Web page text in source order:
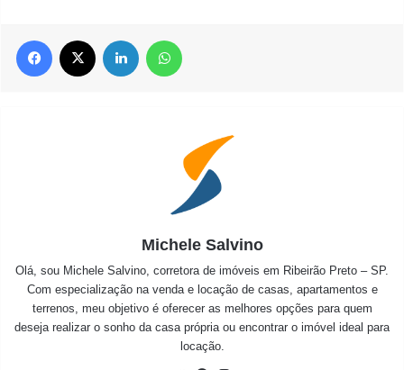
Facebook Linkedin
Michele Salvino
Olá, sou Michele Salvino, corretora de imóveis em Ribeirão Preto – SP.
Com especialização na venda e locação de casas, apartamentos e
terrenos, meu objetivo é oferecer as melhores opções para quem
deseja realizar o sonho da casa própria ou encontrar o imóvel ideal para
locação.